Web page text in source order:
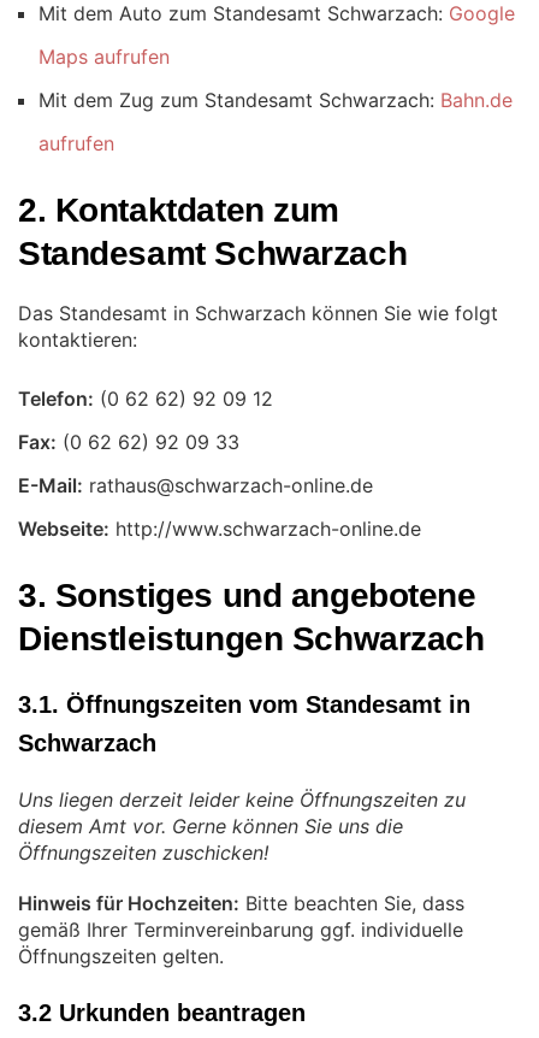
Mit dem Auto zum Standesamt Schwarzach: Google
Maps aufrufen
Mit dem Zug zum Standesamt Schwarzach: Bahn.de
aufrufen
2. Kontaktdaten zum
Standesamt Schwarzach
Das Standesamt in Schwarzach können Sie wie folgt
kontaktieren:
Telefon:
Fax:
E-Mail:
Webseite: http://www.schwarzach-online.de
3. Sonstiges und angebotene
Dienstleistungen Schwarzach
3.1. Öffnungszeiten vom Standesamt in
Schwarzach
Uns liegen derzeit leider keine Öffnungszeiten zu
diesem Amt vor. Gerne können Sie uns die
Öffnungszeiten zuschicken!
Hinweis für Hochzeiten: Bitte beachten Sie, dass
gemäß Ihrer Terminvereinbarung ggf. individuelle
Öffnungszeiten gelten.
3.2 Urkunden beantragen